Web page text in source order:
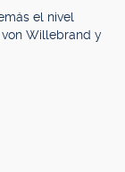
el nivel
Willebrand y